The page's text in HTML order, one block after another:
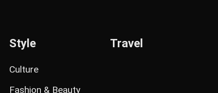
Style
Culture
Fashion & Beauty
Travel